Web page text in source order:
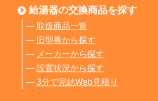
給湯器の交換商品を探す
― 取扱商品一覧
― 旧型番から探す
― メーカーから探す
― 設置状況から探す
― 3分で完結Web見積り